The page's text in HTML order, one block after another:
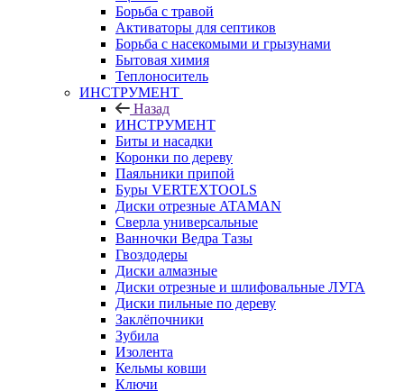
Борьба с травой
Активаторы для септиков
Борьба с насекомыми и грызунами
Бытовая химия
Теплоноситель
ИНСТРУМЕНТ
Назад
ИНСТРУМЕНТ
Биты и насадки
Коронки по дереву
Паяльники припой
Буры VERTEXTOOLS
Диски отрезные ATAMAN
Сверла универсальные
Ванночки Ведра Тазы
Гвоздодеры
Диски алмазные
Диски отрезные и шлифовальные ЛУГА
Диски пильные по дереву
Заклёпочники
Зубила
Изолента
Кельмы ковши
Ключи